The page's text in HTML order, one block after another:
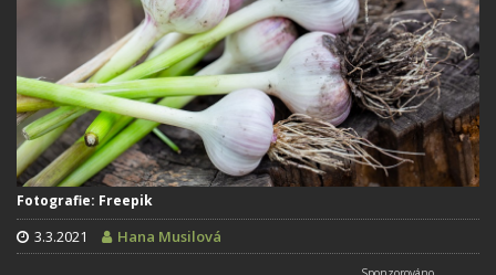
Fotografie: Freepik
3.3.2021 Hana Musilová